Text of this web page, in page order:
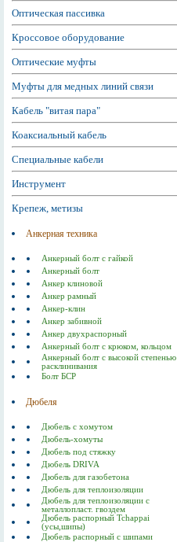
Оптическая пассивка
Кроссовое оборудование
Оптические муфты
Муфты для медных линий связи
Кабель "витая пара"
Коаксиальный кабель
Специальные кабели
Инструмент
Крепеж, метизы
Анкерная техника
Анкерный болт с гайкой
Анкерный болт
Анкер клиновой
Анкер рамный
Анкер-клин
Анкер забивной
Анкер двухраспорный
Анкерный болт с крюком, кольцом
Анкерный болт с высокой степенью
расклинивания
Болт БСР
Дюбеля
Дюбель с хомутом
Дюбель-хомуты
Дюбель под стяжку
Дюбель DRIVA
Дюбель для газобетона
Дюбель для теплоизоляции
Дюбель для теплоизоляции с
металлопласт. гвоздем
Дюбель распорный Tchappai
(усы,шипы)
Дюбель распорный с шипами